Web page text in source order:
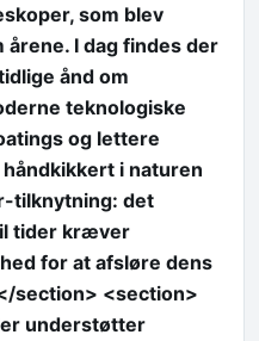
som blev
I dag findes der
ånd om
teknologiske
og lettere
i naturen
tilknytning: det
tider kræver
for at afsløre dens
section> <section>
understøtter